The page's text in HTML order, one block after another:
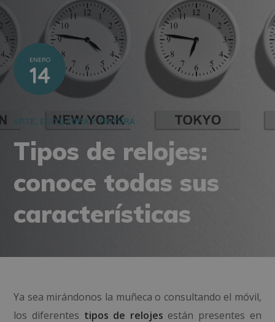
ENERO
14
ARTE, ESCULTURA Y PINTURA
Tipos de relojes:
conoce todas sus
características
Ya sea mirándonos la muñeca o consultando el móvil,
los diferentes tipos de relojes están presentes en